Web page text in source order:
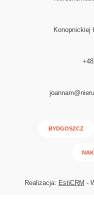
Konopnickiej
BYDGOSZCZ
Realizacja: EstiCRM -